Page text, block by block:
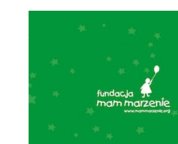
szkolnego uczniowie, rodzice,
oraz pracownicy szkoły
wesprzeć spełnianie marzeń